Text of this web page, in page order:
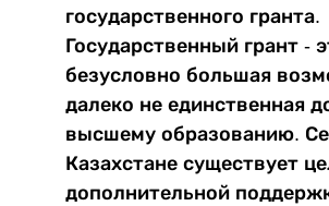
государственного гранта.
Государственный грант -
безусловно большая
далеко не единственная
высшему образованию.
Казахстане существует
дополнительной